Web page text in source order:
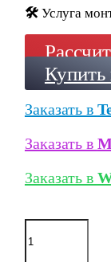
🛠️ Услуга
Купить
Заказать в
Заказать в
Заказать в
Количество
товара